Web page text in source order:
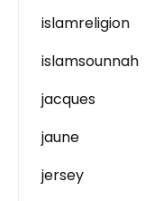
islamreligion
islamsounnah
jacques
jaune
jersey